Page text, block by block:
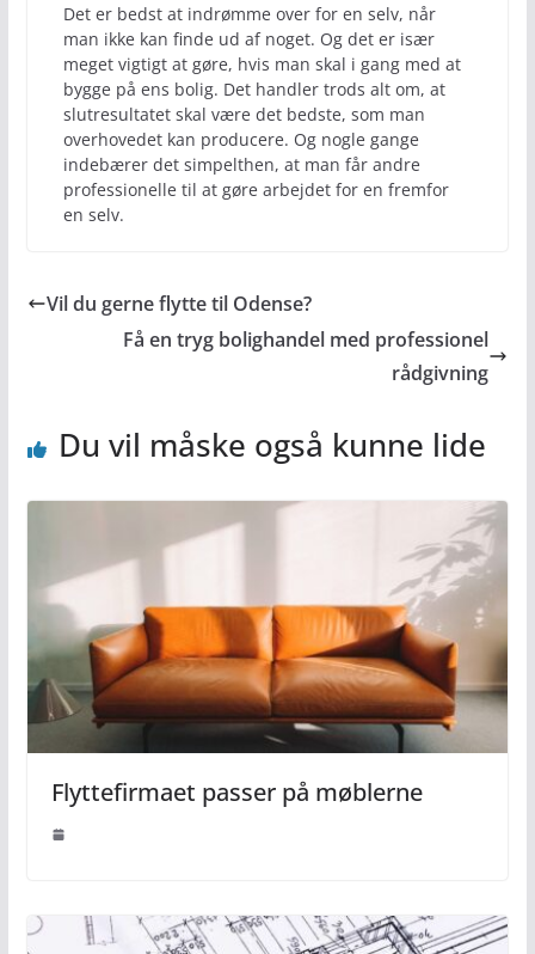
Det er bedst at indrømme over for en selv, når
man ikke kan finde ud af noget. Og det er især
meget vigtigt at gøre, hvis man skal i gang med at
bygge på ens bolig. Det handler trods alt om, at
slutresultatet skal være det bedste, som man
overhovedet kan producere. Og nogle gange
indebærer det simpelthen, at man får andre
professionelle til at gøre arbejdet for en fremfor
en selv.
Vil du gerne flytte til Odense?
Få en tryg bolighandel med professionel
rådgivning
Du vil måske også kunne lide
Flyttefirmaet passer på møblerne